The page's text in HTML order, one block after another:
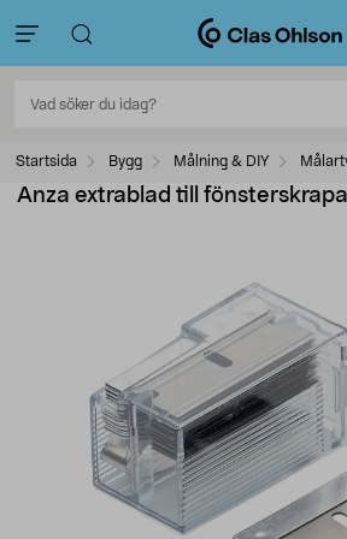
Startsida Bygg Målning & DIY
Anza extrablad till